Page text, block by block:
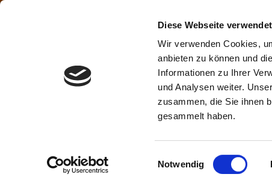
Diese Webseite
Wir verwenden Cookies,
anbieten zu können und
Informationen zu Ihrer
und Analysen weiter.
zusammen, die Sie ihnen
gesammelt haben.
Einwilligungsauswahl
Notwendig
UNSERE ANGEBOTE